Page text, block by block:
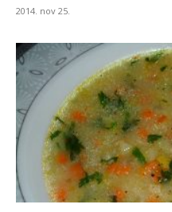
2014. nov 25.